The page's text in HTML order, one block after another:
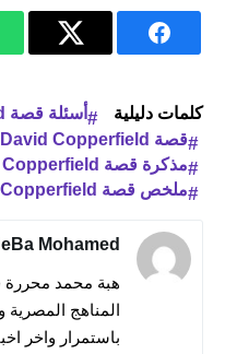
كلمات دليلية
أسئلة قصة David Copperfield
قصة David Copperfield
مذكرة قصة David Copperfield
ملخص قصة David Copperfield
Mohamed
هبة محمد محررة
المناهج المصرية
باستمرار واخر